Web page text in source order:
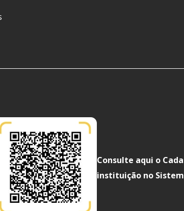
Consulte aqui o
instituição no